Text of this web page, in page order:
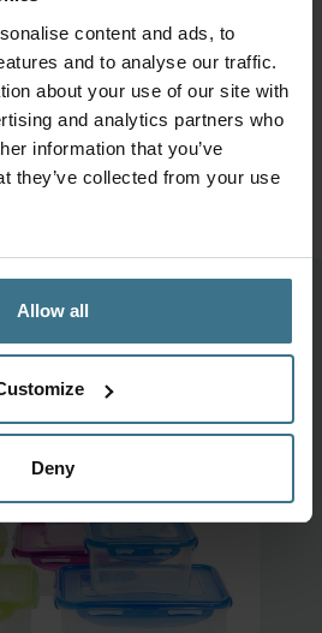
content and ads, to
and to analyse our traffic.
about your use of our site with
and analytics partners who
information that you’ve
they’ve collected from your use
Allow all
Deny
8,8 cm
cm
11,8 cm
5,5 cm
x 8,2 cm
x 9,5 cm